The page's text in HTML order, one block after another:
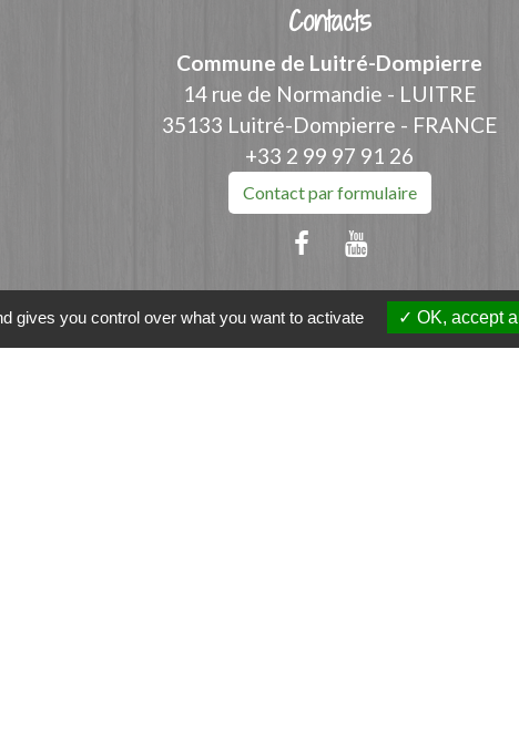
Contacts
Commune de Luitré-Dompierre
14 rue de Normandie - LUITRE
35133 Luitré-Dompierre - FRANCE
+33 2 99 97 91 26
Contact par formulaire
Liens
gives you control over what you want to activate OK, accept all